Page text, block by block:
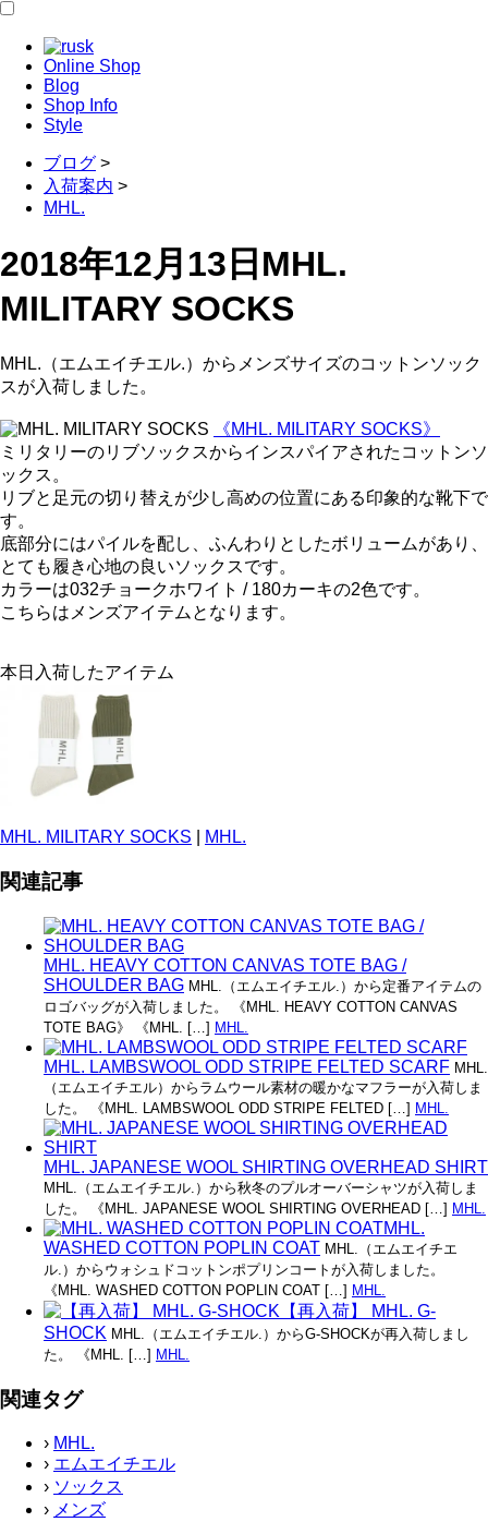
Online Shop
Blog
Shop Info
Style
ブログ >
入荷案内 >
MHL.
2018年12月13日 MHL.
MILITARY SOCKS
MHL.（エムエイチエル.）からメンズサイズのコットンソック
スが入荷しました。
《MHL. MILITARY SOCKS》
ミリタリーのリブソックスからインスパイアされたコットンソ
ックス。
リブと足元の切り替えが少し高めの位置にある印象的な靴下で
す。
底部分にはパイルを配し、ふんわりとしたボリュームがあり、
とても履き心地の良いソックスです。
カラーは032チョークホワイト / 180カーキの2色です。
こちらはメンズアイテムとなります。
本日入荷したアイテム
MHL. MILITARY SOCKS MHL.
関連記事
MHL. HEAVY COTTON CANVAS TOTE BAG /
SHOULDER BAG MHL.（エムエイチエル.）から定番アイテムの
ロゴバッグが入荷しました。 《MHL. HEAVY COTTON CANVAS
TOTE BAG》 《MHL. […] MHL.
MHL. LAMBSWOOL ODD STRIPE FELTED SCARF MHL.
（エムエイチエル）からラムウール素材の暖かなマフラーが入荷しま
した。 《MHL. LAMBSWOOL ODD STRIPE FELTED […] MHL.
MHL. JAPANESE WOOL SHIRTING OVERHEAD SHIRT
MHL.（エムエイチエル.）から秋冬のプルオーバーシャツが入荷しま
した。 《MHL. JAPANESE WOOL SHIRTING OVERHEAD […] MHL.
MHL.
WASHED COTTON POPLIN COAT MHL.（エムエイチエ
ル.）からウォシュドコットンポプリンコートが入荷しました。
《MHL. WASHED COTTON POPLIN COAT […] MHL.
【再入荷】 MHL. G-
SHOCK MHL.（エムエイチエル.）からG-SHOCKが再入荷しまし
た。 《MHL. […] MHL.
関連タグ
› MHL.
› エムエイチエル
› ソックス
› メンズ